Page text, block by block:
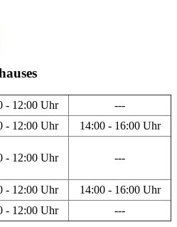
- 12:00 Uhr
---
- 12:00 Uhr 14:00 - 16:00 Uhr
- 12:00 Uhr ---
- 12:00 Uhr
14:00 - 16:00 Uhr
- 12:00 Uhr ---